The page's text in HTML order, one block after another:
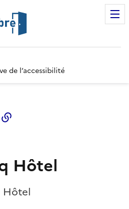
de l’accessibilité
Twitter)
Hôtel
Hôtel